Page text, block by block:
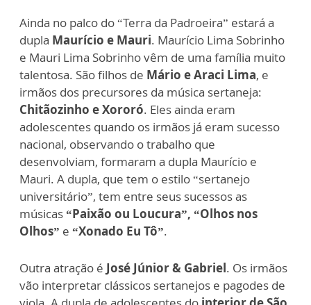
Ainda no palco do “Terra da Padroeira” estará a
dupla Maurício e Mauri. Maurício Lima Sobrinho
e Mauri Lima Sobrinho vêm de uma família muito
talentosa. São filhos de Mário e Araci Lima, e
irmãos dos precursores da música sertaneja:
Chitãozinho e Xororó. Eles ainda eram
adolescentes quando os irmãos já eram sucesso
nacional, observando o trabalho que
desenvolviam, formaram a dupla Maurício e
Mauri. A dupla, que tem o estilo “sertanejo
universitário”, tem entre seus sucessos as
músicas“Paixão ou Loucura”, “Olhos nos
Olhos” e “Xonado Eu Tô”.
Outra atração é José Júnior & Gabriel. Os irmãos
vão interpretar clássicos sertanejos e pagodes de